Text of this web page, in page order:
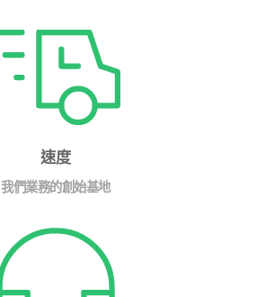
速度
我們業務的創始基地